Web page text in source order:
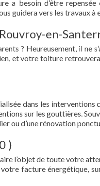
a besoin d’être repensée
guidera vers les travaux à
en-
? Heureusement, il ne
et votre toiture
dans les interventions
sur les gouttières.
ou d’une rénovation
)
l’objet de toute votre
facture énergétique,